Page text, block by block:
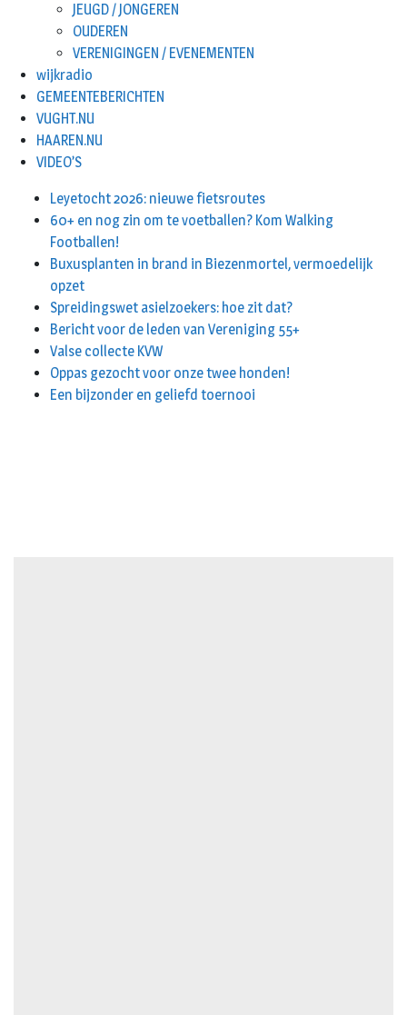
JEUGD / JONGEREN
OUDEREN
VERENIGINGEN / EVENEMENTEN
wijkradio
GEMEENTEBERICHTEN
VUGHT.NU
HAAREN.NU
VIDEO’S
Leyetocht 2026: nieuwe fietsroutes
60+ en nog zin om te voetballen? Kom Walking
Footballen!
Buxusplanten in brand in Biezenmortel, vermoedelijk
opzet
Spreidingswet asielzoekers: hoe zit dat?
Bericht voor de leden van Vereniging 55+
Valse collecte KVW
Oppas gezocht voor onze twee honden!
Een bijzonder en geliefd toernooi